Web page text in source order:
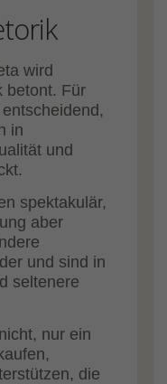
wird
betont. Für
in
und
spektakulär,
aber
und sind in
seltenere
nur ein
die